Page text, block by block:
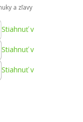
a zľavy
Stiahnuť v
Stiahnuť v
Stiahnuť v